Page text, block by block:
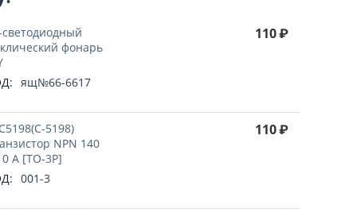
фонарь
ящ№66-6617
110₽
5198)
NPN 140
А [TO-3P]
001-3
110₽